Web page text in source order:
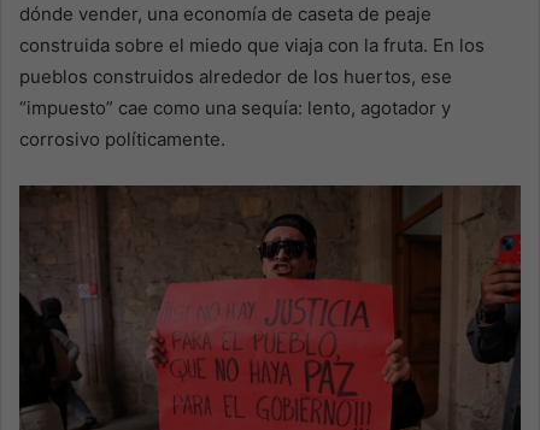
dónde vender, una economía de caseta de peaje
construida sobre el miedo que viaja con la fruta. En los
pueblos construidos alrededor de los huertos, ese
“impuesto” cae como una sequía: lento, agotador y
corrosivo políticamente.